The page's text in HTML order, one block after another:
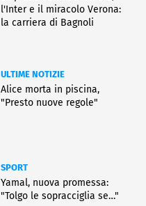
l'Inter e il miracolo Verona:
la carriera di Bagnoli
ULTIME NOTIZIE
Alice morta in piscina,
"Presto nuove regole"
SPORT
Yamal, nuova promessa:
"Tolgo le sopracciglia se…"